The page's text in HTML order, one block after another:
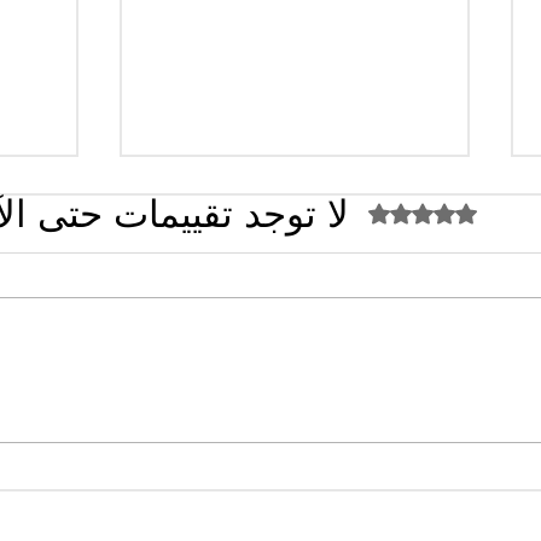
سؤال
تم التقييم بـ 0 من أصل 5 نجوم. لا توجد تقييمات حتى